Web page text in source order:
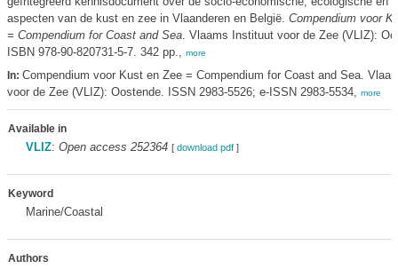
aspecten van de kust en zee in Vlaanderen en België. Compendium voor
= Compendium for Coast and Sea. Vlaams Instituut voor de Zee (VLIZ):
ISBN 978-90-820731-5-7. 342 pp., more
In: Compendium voor Kust en Zee = Compendium for Coast and Sea.
voor de Zee (VLIZ): Oostende. ISSN 2983-5526; e-ISSN 2983-5534, more
Available in
VLIZ: Open access 252364 [ download pdf]
Keyword
Marine/Coastal
Authors